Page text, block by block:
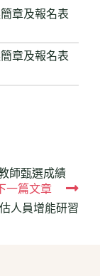
章及報名表
章及報名表
師甄選成績
一篇文章
人員增能研習